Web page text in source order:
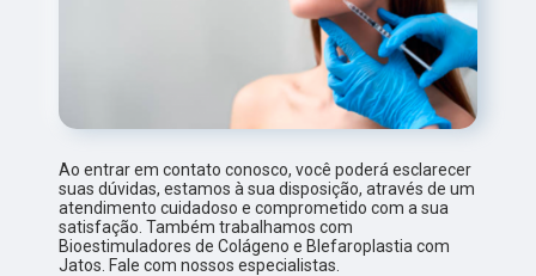
Ao entrar em contato conosco, você poderá esclarecer
suas dúvidas, estamos à sua disposição, através de um
atendimento cuidadoso e comprometido com a sua
satisfação. Também trabalhamos com
Bioestimuladores de Colágeno e Blefaroplastia com
Jatos. Fale com nossos especialistas.